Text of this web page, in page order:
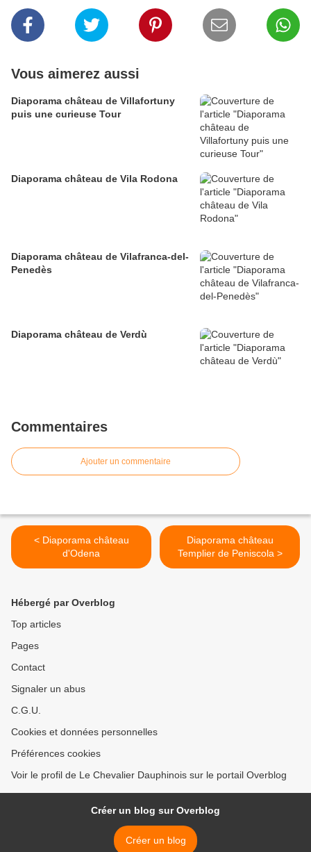
Vous aimerez aussi
Diaporama château de Villafortuny
puis une curieuse Tour
Diaporama château de Vila Rodona
Diaporama château de Vilafranca-del-
Penedès
Diaporama château de Verdù
Commentaires
Ajouter un commentaire
< Diaporama château
d'Odena
Diaporama château
Templier de Peniscola >
Hébergé par Overblog
Top articles
Pages
Contact
Signaler un abus
C.G.U.
Cookies et données personnelles
Préférences cookies
Voir le profil de Le Chevalier Dauphinois sur le portail Overblog
Créer un blog sur Overblog
Créer un blog